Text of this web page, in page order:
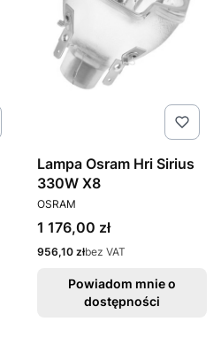
Lampa Osram Hri Sirius
330W X8
PRODUCENT
OSRAM
Cena
1 176,00 zł
Cena
956,10 złbez VAT
Powiadom mnie o
dostępności